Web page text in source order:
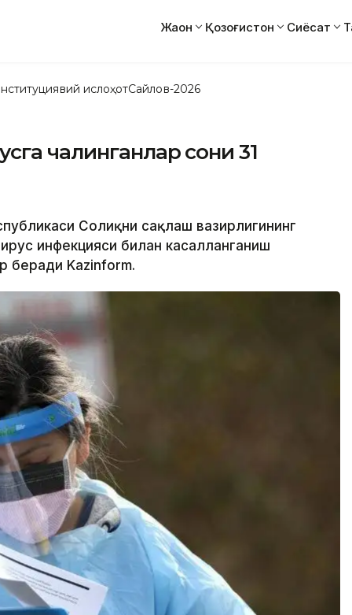
Жаҳон Қозоғистон Сиёсат
ислоҳотСайлов-2026
чалинганлар сони 31
Соғлиқни сақлаш вазирлигининг
инфекцияси билан касалланганиш
беради Kazinform.